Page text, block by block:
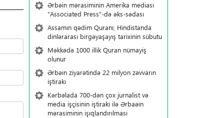
Ərbəin mərasiminin Amerika mediası
"Associated Press"-də əks-sədası
Assamın qədim Quranı; Hindistanda
dinlərarası birgəyaşayış tarixinin sübutu
Məkkədə 1000 illik Quran nümayiş
olunur
Ərbəin ziyarətində 22 milyon zəvvarın
iştirakı
Kərbəlada 700-dən çox jurnalist və
media işçisinin iştirakı ilə Ərbaəin
mərasiminin işıqlandırılması